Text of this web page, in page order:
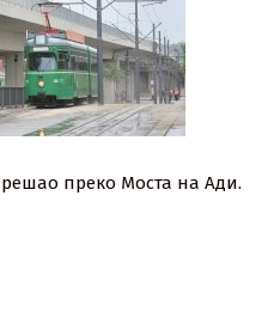
преко Моста на Ади.